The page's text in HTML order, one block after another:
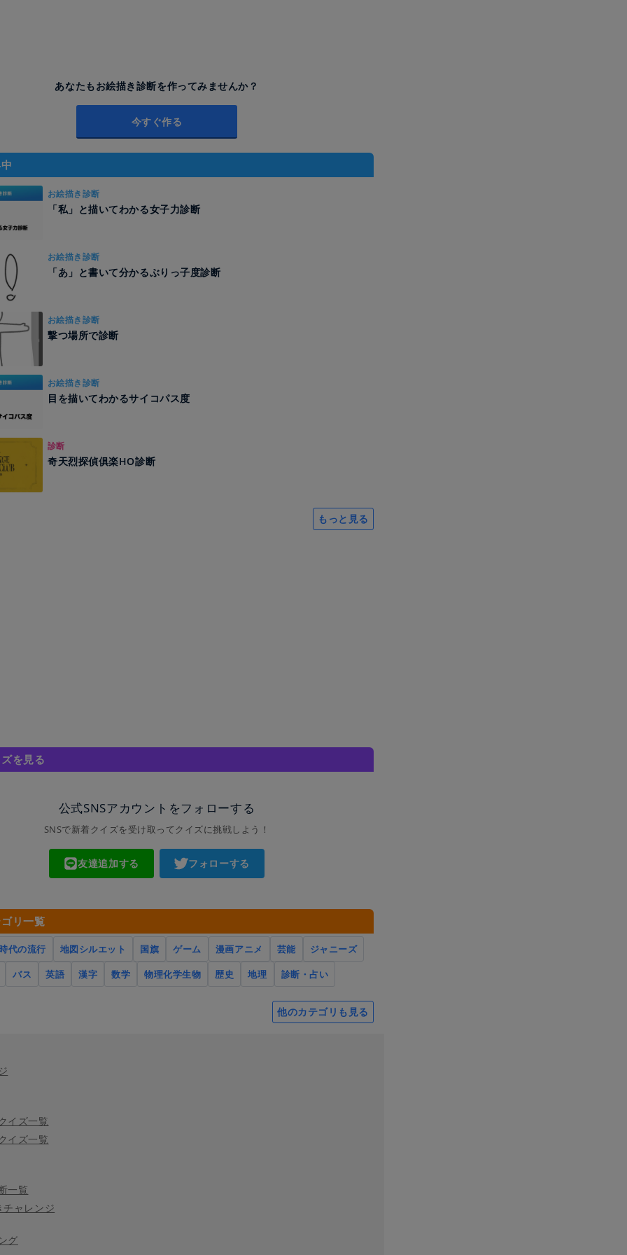
あなたもお絵描き診断を作ってみませんか？
今すぐ作る
お絵描き診断
「私」と描いてわかる女子力診断
お絵描き診断
「あ」と書いて分かるぶりっ子度診断
お絵描き診断
撃つ場所で診断
お絵描き診断
目を描いてわかるサイコパス度
診断
奇天烈探偵俱楽HO診断
もっと見る
を見る
公式SNSアカウントをフォローする
SNSで新着クイズを受け取ってクイズに挑戦しよう！
友達追加する フォローする
リ一覧
代の流行 地図シルエット 国旗 ゲーム 漫画アニメ 芸能
ジャニーズ
バス
英語 漢字 数学 物理化学生物 歴史 地理 診断・占い
他のカテゴリも見る
イズ一覧
イズ一覧
一覧
ャレンジ
グ